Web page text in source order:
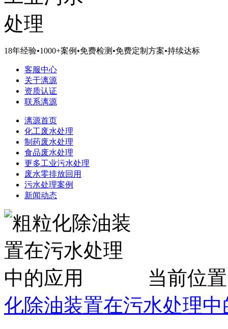
18年经验•1000+案例 •免费检测 •免费定制方案•持续达标
客服中心
关于漓源
资质认证
联系漓源
漓源首页
化工废水处理
制药废水处理
食品废水处理
更多工业污水处理
废水零排放回用
污水处理案例
新闻动态
当前位
化除油装置在污水处理中